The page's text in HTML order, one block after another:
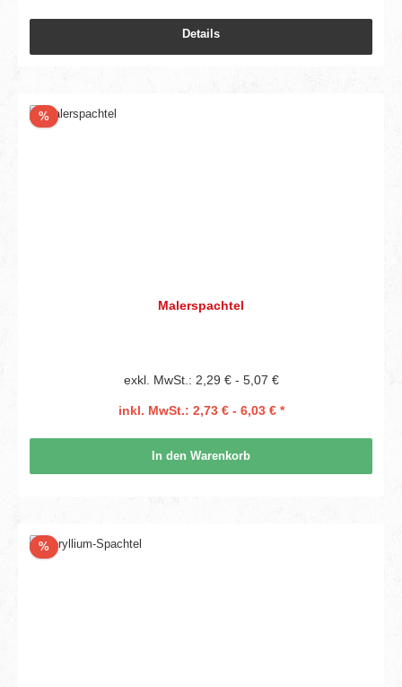
Details
%Rabatt
Malerspachtel
exkl. MwSt.: 2,29 € - 5,07 €
inkl. MwSt.: 2,73 € - 6,03 € *
In den Warenkorb
%Rabatt